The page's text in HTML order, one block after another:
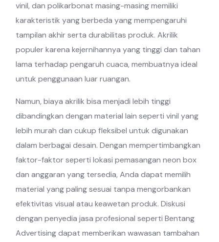
vinil, dan polikarbonat masing-masing memiliki
karakteristik yang berbeda yang mempengaruhi
tampilan akhir serta durabilitas produk. Akrilik
populer karena kejernihannya yang tinggi dan tahan
lama terhadap pengaruh cuaca, membuatnya ideal
untuk penggunaan luar ruangan.
Namun, biaya akrilik bisa menjadi lebih tinggi
dibandingkan dengan material lain seperti vinil yang
lebih murah dan cukup fleksibel untuk digunakan
dalam berbagai desain. Dengan mempertimbangkan
faktor-faktor seperti lokasi pemasangan neon box
dan anggaran yang tersedia, Anda dapat memilih
material yang paling sesuai tanpa mengorbankan
efektivitas visual atau keawetan produk. Diskusi
dengan penyedia jasa profesional seperti Bentang
Advertising dapat memberikan wawasan tambahan